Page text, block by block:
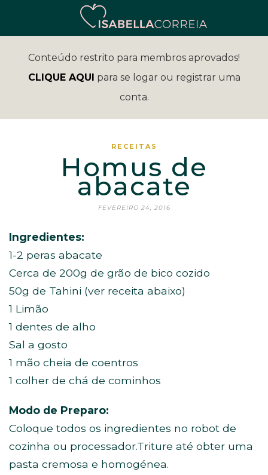
Conteúdo restrito para membros aprovados!
CLIQUE AQUI para se logar ou registrar uma
conta.
RECEITAS
Homus de
abacate
FEVEREIRO 24, 2016
Ingredientes:
1-2 peras abacate
Cerca de 200g de grão de bico cozido
50g de Tahini (ver receita abaixo)
1 Limão
1 dentes de alho
Sal a gosto
1 mão cheia de coentros
1 colher de chá de cominhos
Modo de Preparo:
Coloque todos os ingredientes no robot de
cozinha ou processador.Triture até obter uma
pasta cremosa e homogénea.